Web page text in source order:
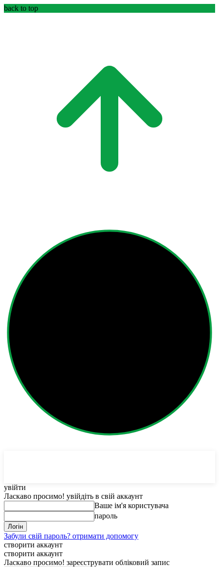
back to top
увійти
Ласкаво просимо! увійдіть в свій аккаунт
Ваше ім'я користувача
пароль
Забули свій пароль? отримати допомогу
створити аккаунт
створити аккаунт
Ласкаво просимо! зареєструвати обліковий запис